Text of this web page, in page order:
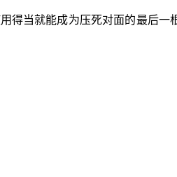
当就能成为压死对面的最后一